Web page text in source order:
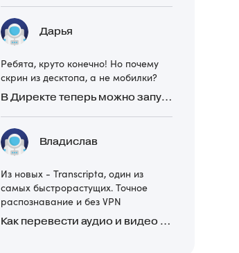
Дарья
Ребята, круто конечно! Но почему
скрин из десктопа, а не мобилки?
В Директе теперь можно запускать Премиум-билборд для мобильных устройств
Владислав
Из новых - Transcripta, один из
самых быстрорастущих. Точное
распознавание и без VPN
Как перевести аудио и видео в текст: обзор 24 нейросетей, программ и сервисов для транскрибации